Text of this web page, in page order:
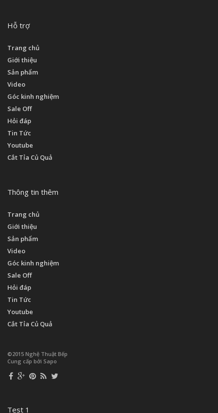
Hỗ trợ
Trang chủ
Giới thiệu
Sản phẩm
Video
Góc kinh nghiệm
Sale Off
Hỏi đáp
Tin Tức
Youtube
Cắt Tỉa Củ Quả
Thông tin thêm
Trang chủ
Giới thiệu
Sản phẩm
Video
Góc kinh nghiệm
Sale Off
Hỏi đáp
Tin Tức
Youtube
Cắt Tỉa Củ Quả
©2015 Nghệ Thuật Bếp
Cung cấp bởi Sapo
Test 1